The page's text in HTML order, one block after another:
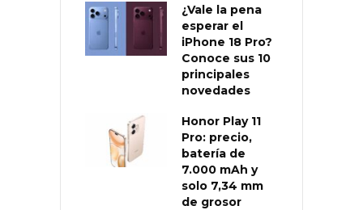
¿Vale la pena
esperar el
iPhone 18 Pro?
Conoce sus 10
principales
novedades
Honor Play 11
Pro: precio,
batería de
7.000 mAh y
solo 7,34 mm
de grosor